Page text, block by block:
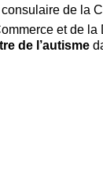
de la
et de la
de l’autisme